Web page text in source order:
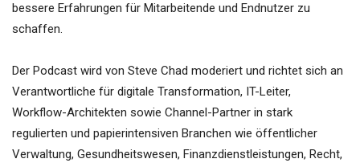
bessere Erfahrungen für Mitarbeitende und Endnutzer zu
schaffen.
Der Podcast wird von Steve Chad moderiert und richtet sich an
Verantwortliche für digitale Transformation, IT-Leiter,
Workflow-Architekten sowie Channel-Partner in stark
regulierten und papierintensiven Branchen wie öffentlicher
Verwaltung, Gesundheitswesen, Finanzdienstleistungen, Recht,